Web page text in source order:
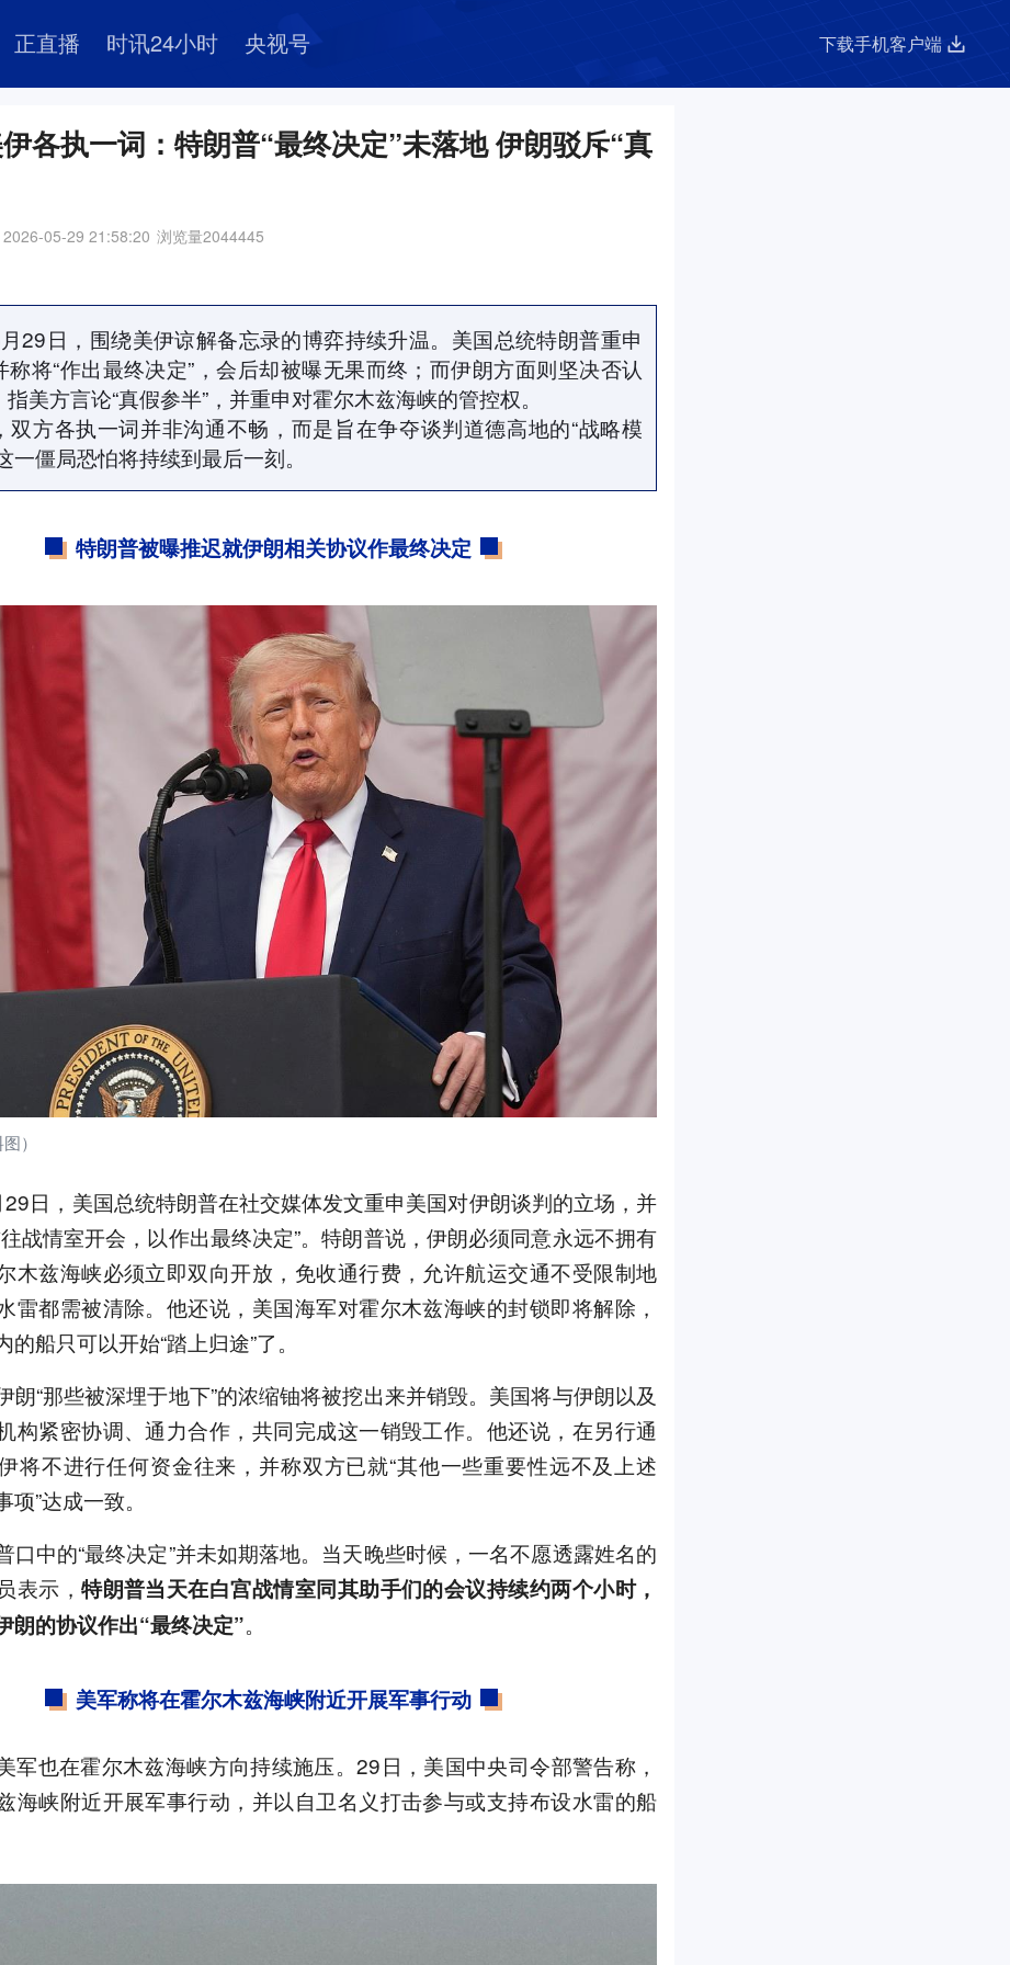
正直播 时讯24小时 央视号 下载手机客户端
各执一词：特朗普“最终决定”未落地 伊朗驳斥“真
2026-05-29 21:58:20 浏览量2044445
29日，围绕美伊谅解备忘录的博弈持续升温。美国总统特朗普重申
称将“作出最终决定”，会后却被曝无果而终；而伊朗方面则坚决否认
美方言论“真假参半”，并重申对霍尔木兹海峡的管控权。
双方各执一词并非沟通不畅，而是旨在争夺谈判道德高地的“战略模
一僵局恐怕将持续到最后一刻。
特朗普被曝推迟就伊朗相关协议作最终决定
）
日，美国总统特朗普在社交媒体发文重申美国对伊朗谈判的立场，并
战情室开会，以作出最终决定”。特朗普说，伊朗必须同意永远不拥有
木兹海峡必须立即双向开放，免收通行费，允许航运交通不受限制地
雷都需被清除。他还说，美国海军对霍尔木兹海峡的封锁即将解除，
船只可以开始“踏上归途”了。
朗“那些被深埋于地下”的浓缩铀将被挖出来并销毁。美国将与伊朗以及
构紧密协调、通力合作，共同完成这一销毁工作。他还说，在另行通
将不进行任何资金往来，并称双方已就“其他一些重要性远不及上述
项”达成一致。
口中的“最终决定”并未如期落地。当天晚些时候，一名不愿透露姓名的
表示，特朗普当天在白宫战情室同其助手们的会议持续约两个小时，
朗的协议作出“最终决定”。
美军称将在霍尔木兹海峡附近开展军事行动
军也在霍尔木兹海峡方向持续施压。29日，美国中央司令部警告称，
海峡附近开展军事行动，并以自卫名义打击参与或支持布设水雷的船